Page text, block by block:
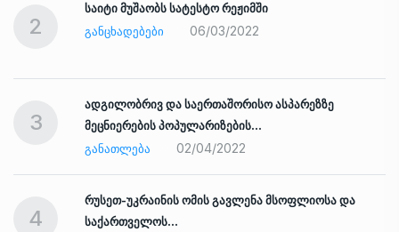
2
საიტი მუშაობს სატესტო რეჟიმში
ᲒᲐᲜᲪᲮᲐᲓᲔᲑᲔᲑᲘ
06/03/2022
3
ადგილობრივ და საერთაშორისო ასპარეზზე
მეცნიერების პოპულარიზების…
ᲒᲐᲜᲐᲗᲚᲔᲑᲐ
02/04/2022
4
რუსეთ-უკრაინის ომის გავლენა მსოფლიოსა და
საქართველოს…